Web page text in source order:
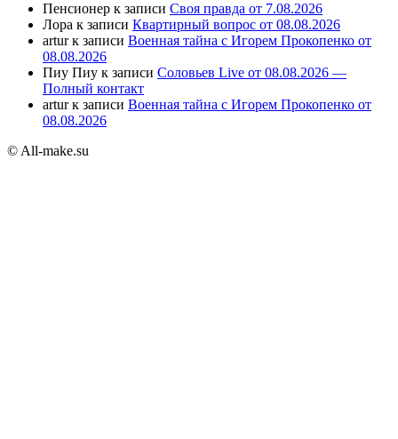
Пенсионер к записи Своя правда от 7.08.2026
Лора к записи Квартирный вопрос от 08.08.2026
arturк записи Военная тайна с Игорем Прокопенко от
08.08.2026
Пиу Пиу к записи Соловьев Live от 08.08.2026 —
Полный контакт
arturк записи Военная тайна с Игорем Прокопенко от
08.08.2026
© All-make.su